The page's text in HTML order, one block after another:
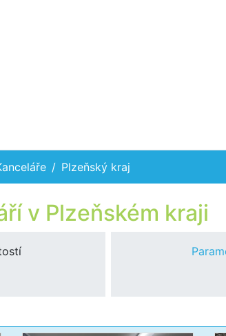
Plzeňský kraj
v Plzeňském kraji